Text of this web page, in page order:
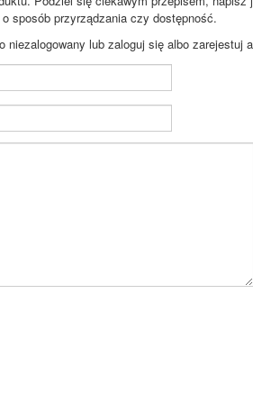
sposób przyrządzania czy dostępność.
niezalogowany lub zaloguj się albo zarejestuj